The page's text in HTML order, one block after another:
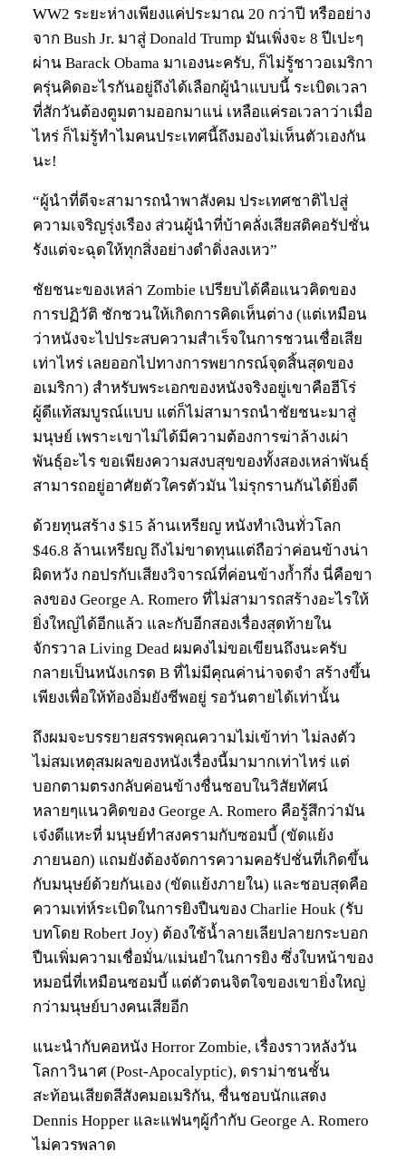
WW2 ระยะห่างเพียงแค่ประมาณ 20 กว่าปี หรืออย่าง
จาก Bush Jr. มาสู่ Donald Trump มันเพิ่งจะ 8 ปีเปะๆ
ผ่าน Barack Obama มาเองนะครับ, ก็ไม่รู้ชาวอเมริกา
ครุ่นคิดอะไรกันอยู่ถึงได้เลือกผู้นำแบบนี้ ระเบิดเวลา
ที่สักวันต้องตูมตามออกมาแน่ เหลือแค่รอเวลาว่าเมื่อ
ไหร่ ก็ไม่รู้ทำไมคนประเทศนี้ถึงมองไม่เห็นตัวเองกัน
นะ!
“ผู้นำที่ดีจะสามารถนำพาสังคม ประเทศชาติไปสู่
ความเจริญรุ่งเรือง ส่วนผู้นำที่บ้าคลั่งเสียสติคอรัปชั่น
รังแต่จะฉุดให้ทุกสิ่งอย่างดำดิ่งลงเหว”
ชัยชนะของเหล่า Zombie เปรียบได้คือแนวคิดของ
การปฏิวัติ ชักชวนให้เกิดการคิดเห็นต่าง (แต่เหมือน
ว่าหนังจะไปประสบความสำเร็จในการชวนเชื่อเสีย
เท่าไหร่ เลยออกไปทางการพยากรณ์จุดสิ้นสุดของ
อเมริกา) สำหรับพระเอกของหนังจริงอยู่เขาคือฮีโร่
ผู้ดีแท้สมบูรณ์แบบ แต่ก็ไม่สามารถนำชัยชนะมาสู่
มนุษย์ เพราะเขาไม่ได้มีความต้องการฆ่าล้างเผ่า
พันธุ์อะไร ขอเพียงความสงบสุขของทั้งสองเหล่าพันธุ์
สามารถอยู่อาศัยตัวใครตัวมัน ไม่รุกรานกันได้ยิ่งดี
ด้วยทุนสร้าง $15 ล้านเหรียญ หนังทำเงินทั่วโลก
$46.8 ล้านเหรียญ ถึงไม่ขาดทุนแต่ถือว่าค่อนข้างน่า
ผิดหวัง กอปรกับเสียงวิจารณ์ที่ค่อนข้างก้ำกึ่ง นี่คือขา
ลงของ George A. Romero ที่ไม่สามารถสร้างอะไรให้
ยิ่งใหญ่ได้อีกแล้ว และกับอีกสองเรื่องสุดท้ายใน
จักรวาล Living Dead ผมคงไม่ขอเขียนถึงนะครับ
กลายเป็นหนังเกรด B ที่ไม่มีคุณค่าน่าจดจำ สร้างขึ้น
เพียงเพื่อให้ท้องอิ่มยังชีพอยู่ รอวันตายได้เท่านั้น
ถึงผมจะบรรยายสรรพคุณความไม่เข้าท่า ไม่ลงตัว
ไม่สมเหตุสมผลของหนังเรื่องนี้มามากเท่าไหร่ แต่
บอกตามตรงกลับค่อนข้างชื่นชอบในวิสัยทัศน์
หลายๆแนวคิดของ George A. Romero คือรู้สึกว่ามัน
เจ๋งดีแหะที่ มนุษย์ทำสงครามกับซอมบี้ (ขัดแย้ง
ภายนอก) แถมยังต้องจัดการความคอรัปชั่นที่เกิดขึ้น
กับมนุษย์ด้วยกันเอง (ขัดแย้งภายใน) และชอบสุดคือ
ความเท่ห์ระเบิดในการยิงปืนของ Charlie Houk (รับ
บทโดย Robert Joy) ต้องใช้น้ำลายเลียปลายกระบอก
ปืนเพิ่มความเชื่อมั่น/แม่นยำในการยิง ซึ่งใบหน้าของ
หมอนี่ที่เหมือนซอมบี้ แต่ตัวตนจิตใจของเขายิ่งใหญ่
กว่ามนุษย์บางคนเสียอีก
แนะนำกับคอหนัง Horror Zombie, เรื่องราวหลังวัน
โลกาวินาศ (Post-Apocalyptic), ดราม่าชนชั้น
สะท้อนเสียดสีสังคมอเมริกัน, ชื่นชอบนักแสดง
Dennis Hopper และแฟนๆผู้กำกับ George A. Romero
ไม่ควรพลาด